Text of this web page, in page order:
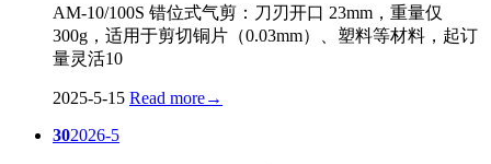
AM-10/100S 错位式气剪：刀刃开口 23mm，重量仅
300g，适用于剪切铜片（0.03mm）、塑料等材料，起订
量灵活10
2025-5-15 Read more→
302026-5